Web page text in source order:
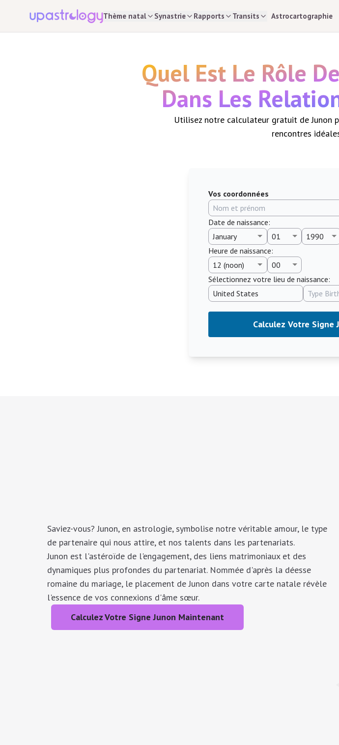
Thème natal Synastrie Rapports Transits Astrocartographie
Quel Est Le Rôle
Dans Les
Utilisez notre calculateur gratuit de Junon
rencontres
Vos coordonnées
Date de naissance:
Heure de naissance:
Sélectionnez votre lieu de naissance:
Calculez Votre Signe
Saviez-vous? Junon, en astrologie, symbolise notre véritable amour, le type
de partenaire qui nous attire, et nos talents dans les partenariats.
Junon est l'astéroïde de l'engagement, des liens matrimoniaux et des
dynamiques plus profondes du partenariat. Nommée d'après la déesse
romaine du mariage, le placement de Junon dans votre carte natale révèle
l'essence de vos connexions d'âme sœur.
Calculez Votre Signe Junon Maintenant